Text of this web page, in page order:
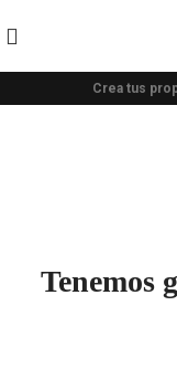
Crea tus
Tenemos